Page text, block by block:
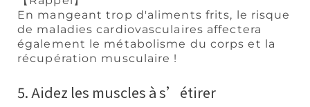
En mangeant trop d'aliments frits, le risque
de maladies cardiovasculaires affectera
également le métabolisme du corps et la
récupération musculaire !
5. Aidez les muscles à s’étirer